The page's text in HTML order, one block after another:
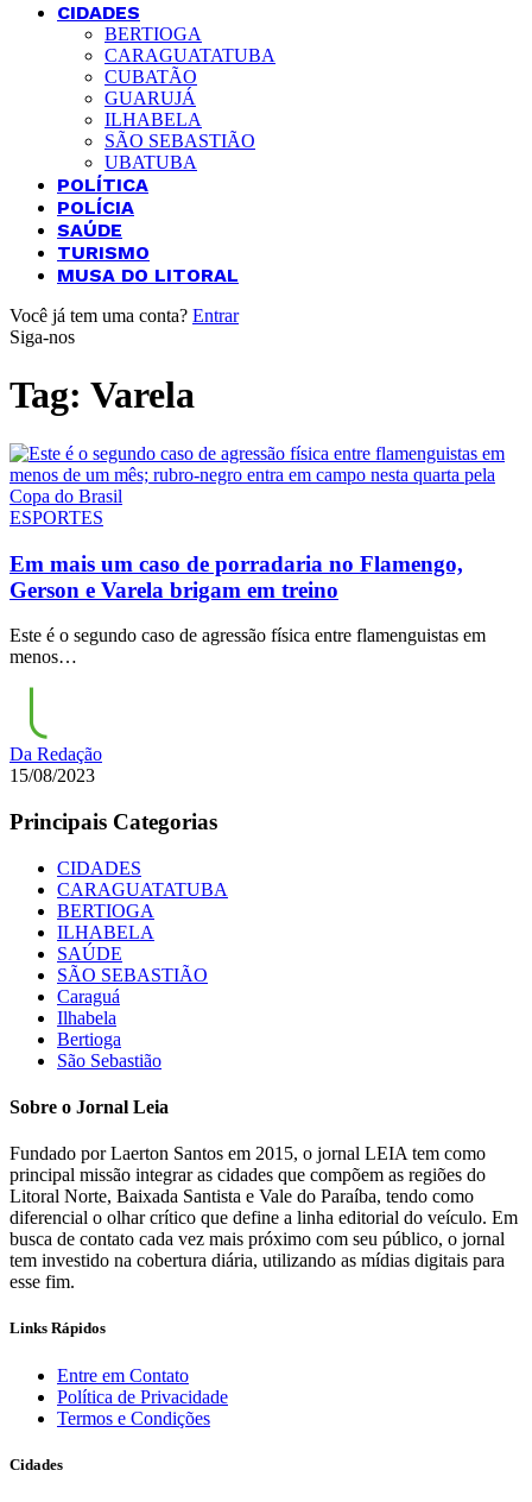
CIDADES
BERTIOGA
CARAGUATATUBA
CUBATÃO
GUARUJÁ
ILHABELA
SÃO SEBASTIÃO
UBATUBA
POLÍTICA
POLÍCIA
SAÚDE
TURISMO
MUSA DO LITORAL
Você já tem uma conta? Entrar
Siga-nos
Tag: Varela
ESPORTES
Em mais um caso de porradaria no Flamengo,
Gerson e Varela brigam em treino
Este é o segundo caso de agressão física entre flamenguistas em
menos…
Da Redação
15/08/2023
Principais Categorias
CIDADES
CARAGUATATUBA
BERTIOGA
ILHABELA
SAÚDE
SÃO SEBASTIÃO
Caraguá
Ilhabela
Bertioga
São Sebastião
Sobre o Jornal Leia
Fundado por Laerton Santos em 2015, o jornal LEIA tem como
principal missão integrar as cidades que compõem as regiões do
Litoral Norte, Baixada Santista e Vale do Paraíba, tendo como
diferencial o olhar crítico que define a linha editorial do veículo. Em
busca de contato cada vez mais próximo com seu público, o jornal
tem investido na cobertura diária, utilizando as mídias digitais para
esse fim.
Links Rápidos
Entre em Contato
Política de Privacidade
Termos e Condições
Cidades